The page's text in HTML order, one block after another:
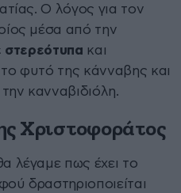
Ο λόγος για τον
μέσα από την
στερεότυπα και
φυτό της κάνναβης και
κανναβιδιόλη.
Χριστοφοράτος
λέγαμε πως έχει το
δραστηριοποιείται